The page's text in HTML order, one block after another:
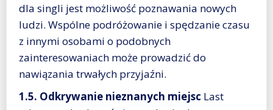
dla singli jest możliwość poznawania nowych
ludzi. Wspólne podróżowanie i spędzanie czasu
z innymi osobami o podobnych
zainteresowaniach może prowadzić do
nawiązania trwałych przyjaźni.
1.5. Odkrywanie nieznanych miejsc Last